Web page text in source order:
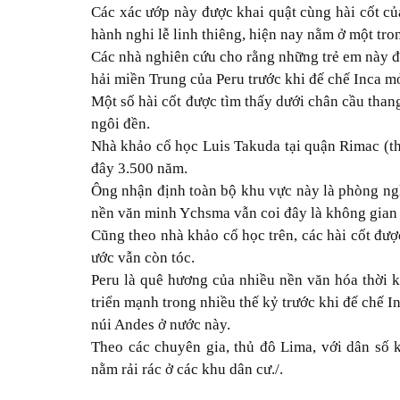
Các xác ướp này được khai quật cùng hài cốt
hành nghi lễ linh thiêng, hiện nay nằm ở một
Các nhà nghiên cứu cho rằng những trẻ em
hải miền Trung của Peru trước khi đế chế Inca
Một số hài cốt được tìm thấy dưới chân cầu
ngôi đền.
Nhà khảo cổ học Luis Takuda tại quận Rimac
đây 3.500 năm.
Ông nhận định toàn bộ khu vực này là phòng
nền văn minh Ychsma vẫn coi đây là không
Cũng theo nhà khảo cổ học trên, các hài cốt
ước vẫn còn tóc.
Peru là quê hương của nhiều nền văn hóa
triển mạnh trong nhiều thế kỷ trước khi đế chế
núi Andes ở nước này.
Theo các chuyên gia, thủ đô Lima, với dân
nằm rải rác ở các khu dân cư./.